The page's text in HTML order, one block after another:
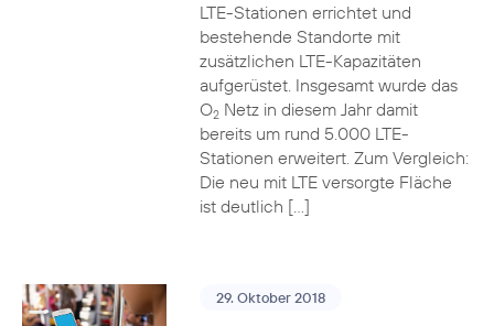
LTE-Stationen errichtet und
bestehende Standorte mit
zusätzlichen LTE-Kapazitäten
aufgerüstet. Insgesamt wurde das
O2Netz in diesem Jahr damit
bereits um rund 5.000 LTE-
Stationen erweitert. Zum Vergleich:
Die neu mit LTE versorgte Fläche
ist deutlich […]
29. Oktober 2018